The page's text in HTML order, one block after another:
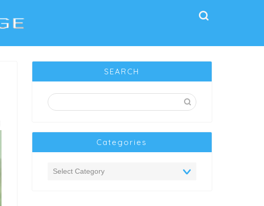
SEARCH
Categories